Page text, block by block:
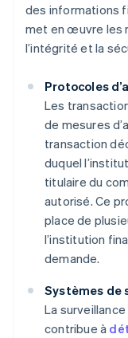
des informations
met en œuvre les
l’intégrité et la
Protocoles
Les
de mesures
transaction
duquel
titulaire du
autorisé. Ce
place de
l’institution
demande.
Systèmes de
La
contribue à